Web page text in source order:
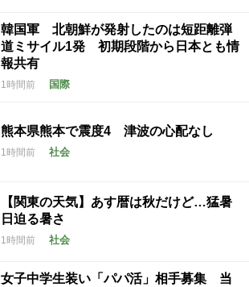
韓国軍 北朝鮮が発射したのは短距離弾
道ミサイル1発 初期段階から日本とも情
報共有
1時間前 国際
熊本県熊本で震度4 津波の心配なし
1時間前 社会
【関東の天気】あす暦は秋だけど…猛暑
日迫る暑さ
1時間前 社会
女子中学生装い「パパ活」相手募集 当